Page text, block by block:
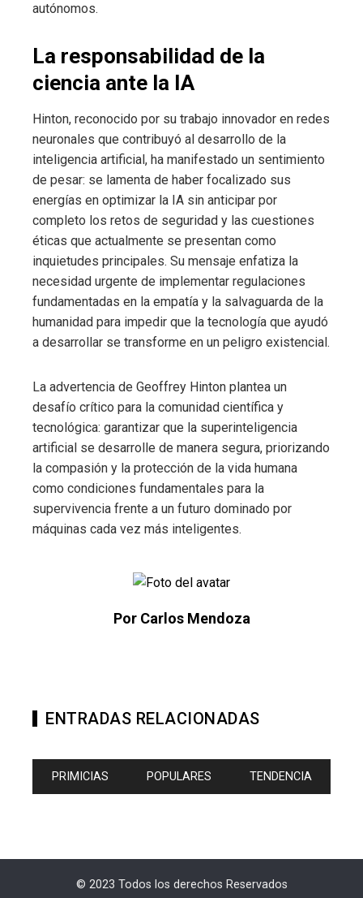
autónomos.
La responsabilidad de la
ciencia ante la IA
Hinton, reconocido por su trabajo innovador en redes
neuronales que contribuyó al desarrollo de la
inteligencia artificial, ha manifestado un sentimiento
de pesar: se lamenta de haber focalizado sus
energías en optimizar la IA sin anticipar por
completo los retos de seguridad y las cuestiones
éticas que actualmente se presentan como
inquietudes principales. Su mensaje enfatiza la
necesidad urgente de implementar regulaciones
fundamentadas en la empatía y la salvaguarda de la
humanidad para impedir que la tecnología que ayudó
a desarrollar se transforme en un peligro existencial.
La advertencia de Geoffrey Hinton plantea un
desafío crítico para la comunidad científica y
tecnológica: garantizar que la superinteligencia
artificial se desarrolle de manera segura, priorizando
la compasión y la protección de la vida humana
como condiciones fundamentales para la
supervivencia frente a un futuro dominado por
máquinas cada vez más inteligentes.
Por Carlos Mendoza
ENTRADAS RELACIONADAS
PRIMICIAS POPULARES TENDENCIA
© 2023 Todos los derechos Reservados